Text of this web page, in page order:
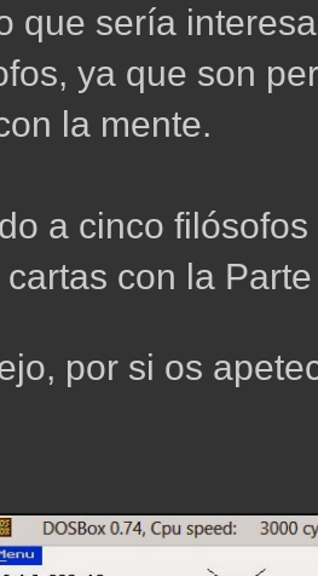
que sería
ya que son
la mente.
a cinco
con la
por si os